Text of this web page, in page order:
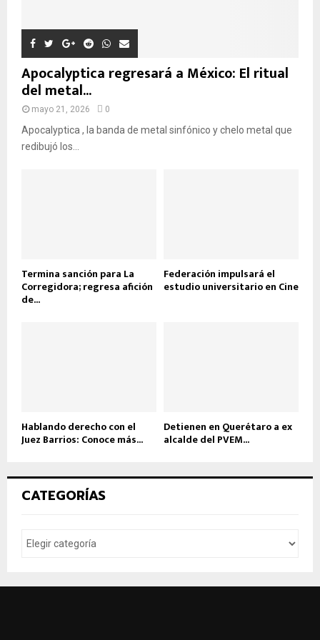
Apocalyptica regresará a México: El ritual
del metal...
mayo 21, 2026 0
Apocalyptica , la banda de metal sinfónico y chelo metal que
redibujó los...
Termina sanción para La
Corregidora; regresa afición
de...
Federación impulsará el
estudio universitario en Cine
Hablando derecho con el
Juez Barrios: Conoce más...
Detienen en Querétaro a ex
alcalde del PVEM...
CATEGORÍAS